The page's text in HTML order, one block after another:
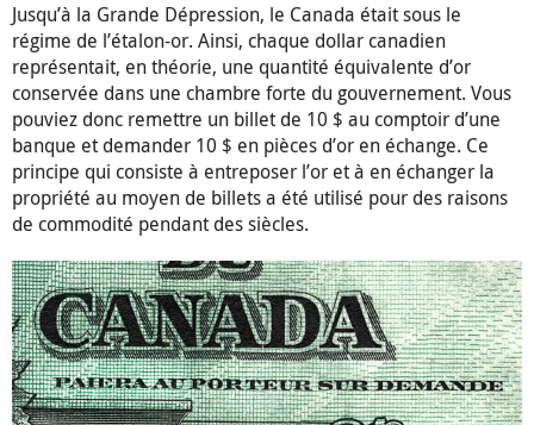
Jusqu’à la Grande Dépression, le Canada était sous le
régime de l’étalon-or. Ainsi, chaque dollar canadien
représentait, en théorie, une quantité équivalente d’or
conservée dans une chambre forte du gouvernement. Vous
pouviez donc remettre un billet de 10 $ au comptoir d’une
banque et demander 10 $ en pièces d’or en échange. Ce
principe qui consiste à entreposer l’or et à en échanger la
propriété au moyen de billets a été utilisé pour des raisons
de commodité pendant des siècles.